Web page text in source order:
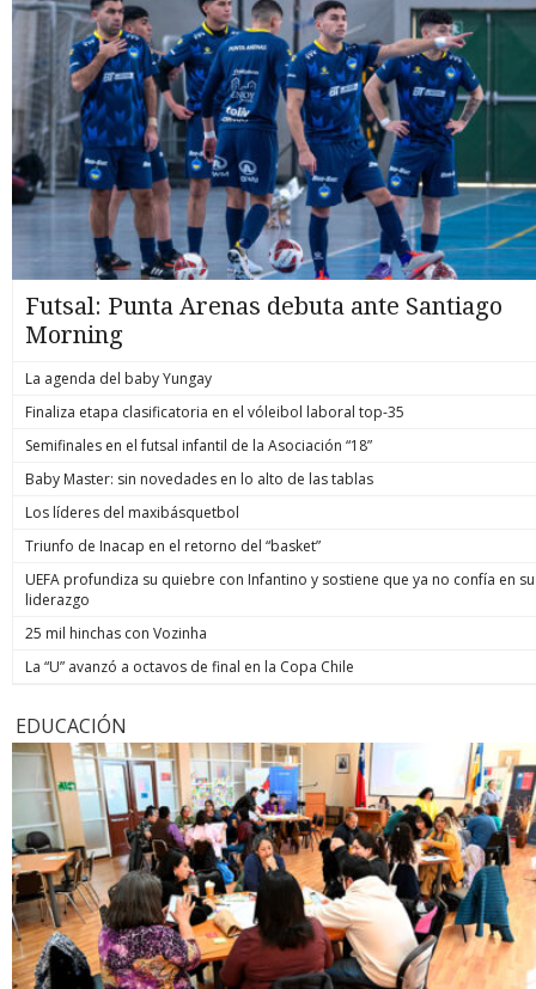
Futsal: Punta Arenas debuta ante Santiago
Morning
La agenda del baby Yungay
Finaliza etapa clasificatoria en el vóleibol laboral top-35
Semifinales en el futsal infantil de la Asociación “18”
Baby Master: sin novedades en lo alto de las tablas
Los líderes del maxibásquetbol
Triunfo de Inacap en el retorno del “basket”
UEFA profundiza su quiebre con Infantino y sostiene que ya no confía en su
liderazgo
25 mil hinchas con Vozinha
La “U” avanzó a octavos de final en la Copa Chile
EDUCACIÓN